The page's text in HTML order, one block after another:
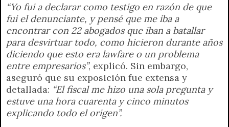
“Yo fui a declarar como testigo en razón de que
fui el denunciante, y pensé que me iba a
encontrar con 22 abogados que iban a batallar
para desvirtuar todo, como hicieron durante años
diciendo que esto era lawfare o un problema
entre empresarios”, explicó. Sin embargo,
aseguró que su exposición fue extensa y
detallada: “El fiscal me hizo una sola pregunta y
estuve una hora cuarenta y cinco minutos
explicando todo el origen”.